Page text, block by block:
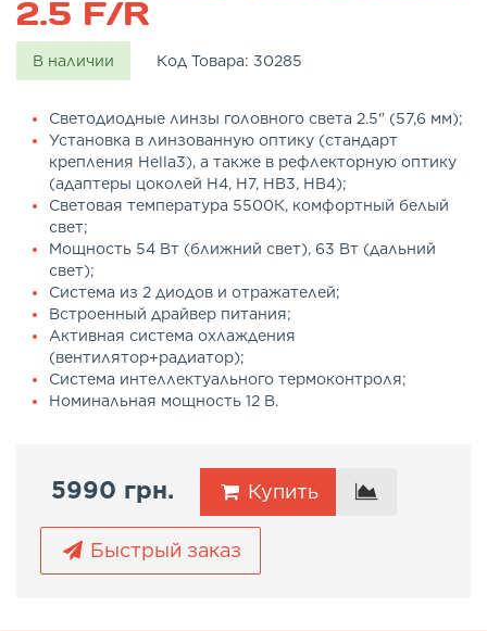
2.5 F/R
В наличии Код Товара: 30285
Светодиодные линзы головного света 2.5" (57,6 мм);
Установка в линзованную оптику (стандарт
крепления Hella3), а также в рефлекторную оптику
(адаптеры цоколей Н4, Н7, НВ3, НВ4);
Световая температура 5500К, комфортный белый
свет;
Мощность 54 Вт (ближний свет), 63 Вт (дальний
свет);
Система из 2 диодов и отражателей;
Встроенный драйвер питания;
Активная система охлаждения
(вентилятор+радиатор);
Система интеллектуального термоконтроля;
Номинальная мощность 12 В.
5990 грн. Купить
Быстрый заказ